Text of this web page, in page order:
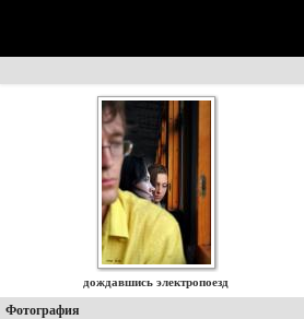
дождавшись электропоезд
Фотография